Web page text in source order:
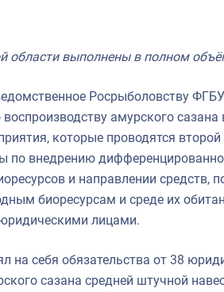
области выполнены в полном
Росрыболовству ФГБУ
амурского сазана
которые проводятся второй
по внедрению
и направлении средств,
биоресурсам и среде их
юридическими лицами.
на себя обязательства от 38
сазана средней штучной